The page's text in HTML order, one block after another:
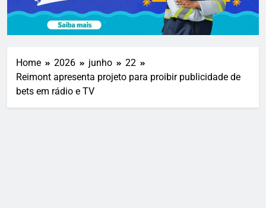
Home 2026 junho
22
Reimont apresenta projeto para proibir publicidade de
bets em rádio e TV